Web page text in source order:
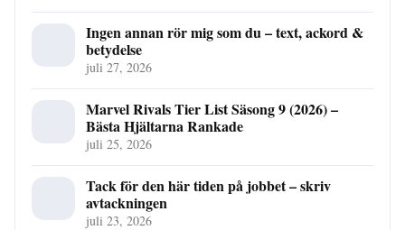
Ingen annan rör mig som du – text, ackord &
betydelse
juli 27, 2026
Marvel Rivals Tier List Säsong 9 (2026) –
Bästa Hjältarna Rankade
juli 25, 2026
Tack för den här tiden på jobbet – skriv
avtackningen
juli 23, 2026